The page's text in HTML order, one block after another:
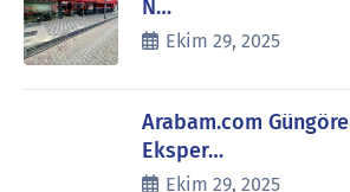
N…
Ekim 29, 2025
Arabam.com
Eksper…
Ekim 29, 2025